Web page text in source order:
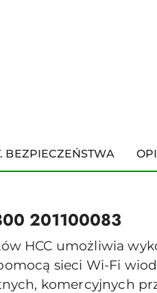
BEZPIECZEŃSTWA
201100083
HCC umożliwia
sieci Wi-Fi
komercyjnych